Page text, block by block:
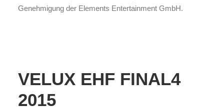
Genehmigung der Elements Entertainment GmbH.
VELUX EHF FINAL4
2015